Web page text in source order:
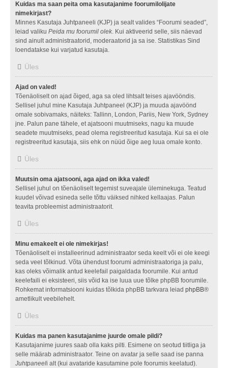
Kuidas ma saan peita oma kasutajanime foorumilolijate
nimekirjast?
Minnes Kasutaja Juhtpaneeli (KJP) ja sealt valides “Foorumi seaded”,
leiad valiku Peida mu foorumil olek. Kui aktiveerid selle, siis näevad
sind ainult administraatorid, moderaatorid ja sa ise. Statistikas Sind
loendatakse kui varjatud kasutaja.
Üles
Ajad on valed!
Tõenäoliselt on ajad õiged, aga sa oled lihtsalt teises ajavööndis.
Sellisel juhul mine Kasutaja Juhtpaneel (KJP) ja muuda ajavöönd
omale sobivamaks, näiteks: Tallinn, London, Pariis, New York, Sydney
jne. Palun pane tähele, et ajatsooni muutmiseks, nagu ka muude
seadete muutmiseks, pead olema registreeritud kasutaja. Kui sa ei ole
registreeritud kasutaja, siis ehk on nüüd õige aeg luua omale konto.
Üles
Muutsin oma ajatsooni, aga ajad on ikka valed!
Sellisel juhul on tõenäoliselt tegemist suveajale üleminekuga. Teatud
kuudel võivad esineda selle tõttu väiksed nihked kellaajas. Palun
teavita probleemist administraatorit.
Üles
Minu emakeelt ei ole nimekirjas!
Tõenäoliselt ei installeerinud administraator seda keelt või ei ole keegi
seda veel tõlkinud. Võta ühendust foorumi administraatoriga ja palu,
kas oleks võimalik antud keelefail paigaldada foorumile. Kui antud
keelefaili ei eksisteeri, siis võid ka ise luua uue tõlke phpBB foorumile.
Rohkemat informatsiooni kuidas tõlkida phpBB tarkvara leiad phpBB®
ametlikult veebilehelt.
Üles
Kuidas ma panen kasutajanime juurde omale pildi?
Kasutajanime juures saab olla kaks pilti. Esimene on seotud tiitliga ja
selle määrab administraator. Teine on avatar ja selle saad ise panna
Juhtpaneeli alt (kui avataride kasutamine pole foorumis keelatud).